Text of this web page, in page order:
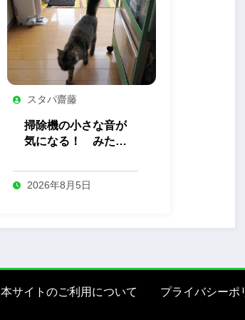
スタパ齋藤
掃除機の小さな音が
気になる！ みたま
調査
2026年8月5日
本サイトのご利用について プライバシーポ